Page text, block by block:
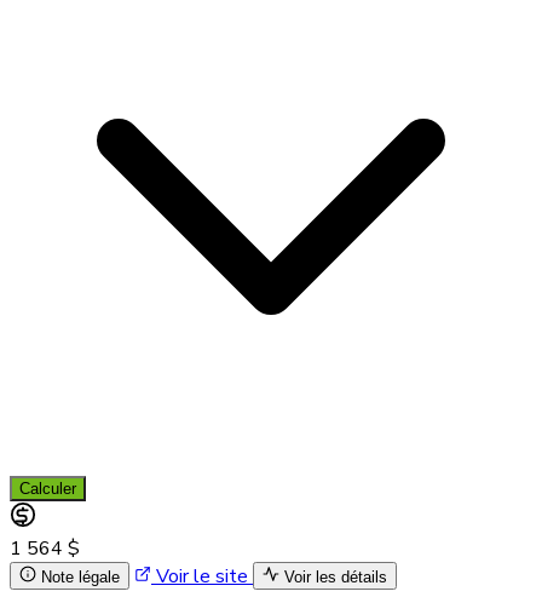
Calculer
1 564 $
Note légale Voir le site Voir les détails